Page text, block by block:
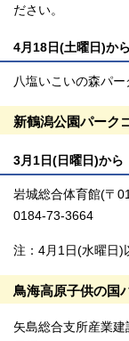
ださい。
4月18日(土曜日)から
八塩いこいの森パ
新鶴潟公園パーク
3月1日(日曜日)から
岩城総合体育館(〒
0184-73-3664
注：4月1日(水曜日)
鳥海高原子供の国
矢島総合支所産業